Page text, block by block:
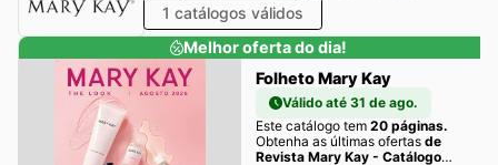
1 catálogos válidos
Melhor oferta do dia!
Folheto Mary Kay
Válido até 31 de ago.
Este catálogo tem 20 páginas.
Obtenha as últimas ofertas de
Revista Mary Kay - Catálogo